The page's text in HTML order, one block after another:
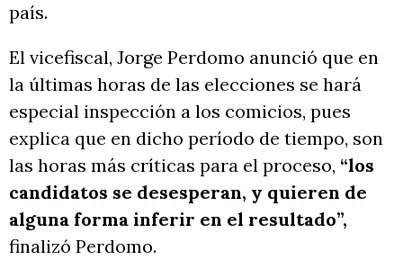
país.
El vicefiscal, Jorge Perdomo anunció que en
la últimas horas de las elecciones se hará
especial inspección a los comicios, pues
explica que en dicho período de tiempo, son
las horas más críticas para el proceso, “los
candidatos se desesperan, y quieren de
alguna forma inferir en el resultado”,
finalizó Perdomo.